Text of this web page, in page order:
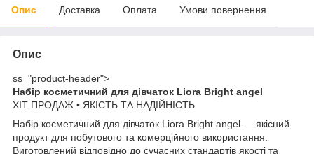
Опис Доставка Оплата Умови повернення
Опис
ss="product-header">
Набір косметичний для дівчаток Liora Bright angel
ХІТ ПРОДАЖ • ЯКІСТЬ ТА НАДІЙНІСТЬ
Набір косметичний для дівчаток Liora Bright angel — якісний
продукт для побутового та комерційного використання.
Виготовлений відповідно до сучасних стандартів якості та